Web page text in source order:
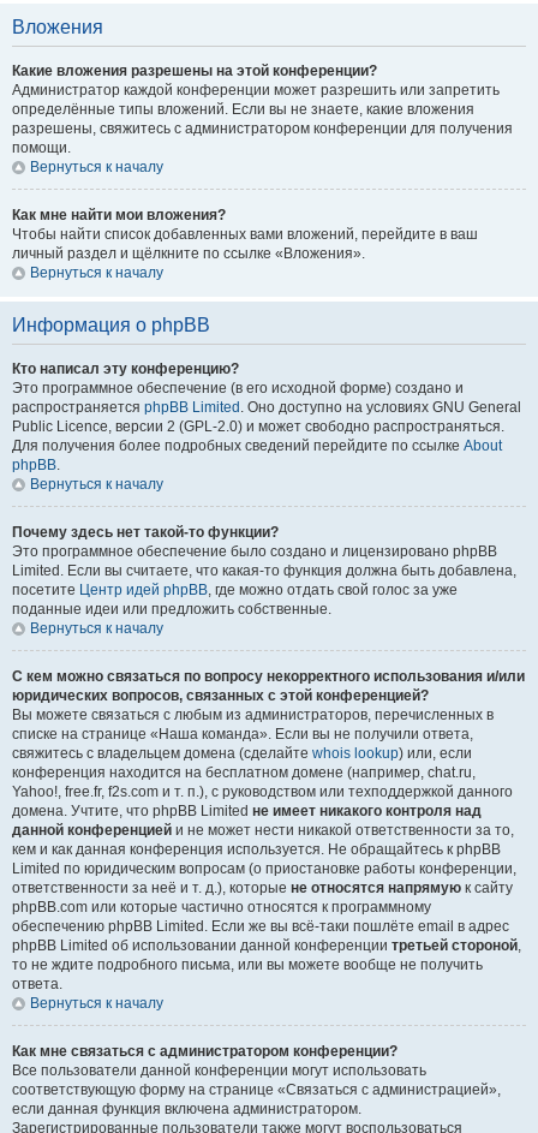
Вложения
Какие вложения разрешены на этой конференции?
Администратор каждой конференции может разрешить или запретить
определённые типы вложений. Если вы не знаете, какие вложения
разрешены, свяжитесь с администратором конференции для получения
помощи.
Вернуться к началу
Как мне найти мои вложения?
Чтобы найти список добавленных вами вложений, перейдите в ваш
личный раздел и щёлкните по ссылке «Вложения».
Вернуться к началу
Информация о phpBB
Кто написал эту конференцию?
Это программное обеспечение (в его исходной форме) создано и
распространяется phpBB Limited . Оно доступно на условиях GNU General
Public Licence, версии 2 (GPL-2.0) и может свободно распространяться.
Для получения более подробных сведений перейдите по ссылке About
phpBB.
Вернуться к началу
Почему здесь нет такой-то функции?
Это программное обеспечение было создано и лицензировано phpBB
Limited. Если вы считаете, что какая-то функция должна быть добавлена,
посетите Центр идей phpBB, где можно отдать свой голос за уже
поданные идеи или предложить собственные.
Вернуться к началу
С кем можно связаться по вопросу некорректного использования и/или
юридических вопросов, связанных с этой конференцией?
Вы можете связаться с любым из администраторов, перечисленных в
списке на странице «Наша команда». Если вы не получили ответа,
свяжитесь с владельцем домена (сделайте whois lookup) или, если
конференция находится на бесплатном домене (например, chat.ru,
Yahoo!, free.fr, f2s.com и т. п.), с руководством или техподдержкой данного
домена. Учтите, что phpBB Limited не имеет никакого контроля над
данной конференцией и не может нести никакой ответственности за то,
кем и как данная конференция используется. Не обращайтесь к phpBB
Limited по юридическим вопросам (о приостановке работы конференции,
ответственности за неё и т. д.), которые не относятся напрямую к сайту
phpBB.com или которые частично относятся к программному
обеспечению phpBB Limited. Если же вы всё-таки пошлёте email в адрес
phpBB Limited об использовании данной конференции третьей стороной,
то не ждите подробного письма, или вы можете вообще не получить
ответа.
Вернуться к началу
Как мне связаться с администратором конференции?
Все пользователи данной конференции могут использовать
соответствующую форму на странице «Связаться с администрацией»,
если данная функция включена администратором.
Зарегистрированные пользователи также могут воспользоваться